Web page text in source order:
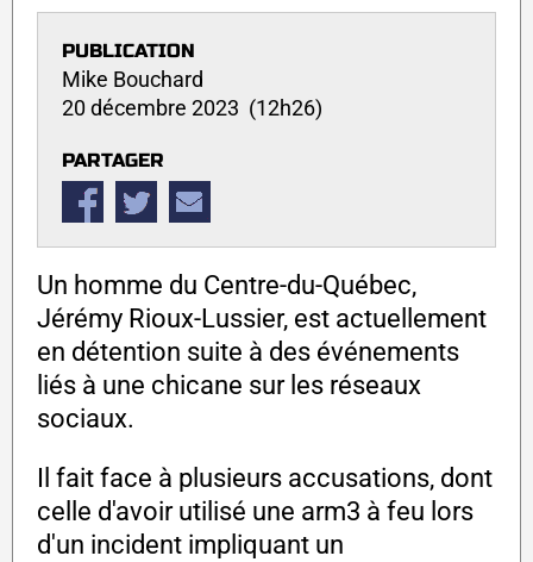
PUBLICATION
Mike Bouchard
20 décembre 2023 (12h26)
PARTAGER
Un homme du Centre-du-Québec,
Jérémy Rioux-Lussier, est actuellement
en détention suite à des événements
liés à une chicane sur les réseaux
sociaux.
Il fait face à plusieurs accusations, dont
celle d'avoir utilisé une arm3 à feu lors
d'un incident impliquant un